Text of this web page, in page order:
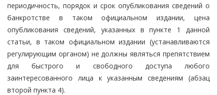
периодичность, порядок и срок опубликования сведений о
банкротстве в таком официальном издании, цена
опубликования сведений, указанных в пункте 1 данной
статьи, в таком официальном издании (устанавливаются
регулирующим органом) не должны являться препятствием
для быстрого и свободного доступа любого
заинтересованного лица к указанным сведениям (абзац
второй пункта 4).